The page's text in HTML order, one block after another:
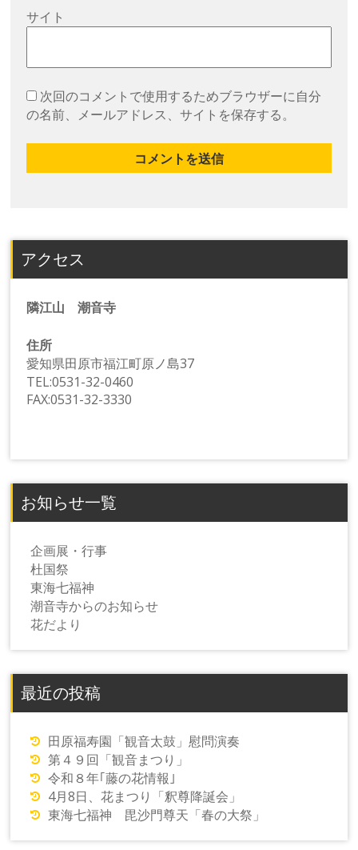
サイト
次回のコメントで使用するためブラウザーに自分
の名前、メールアドレス、サイトを保存する。
アクセス
隣江山 潮音寺
住所
愛知県田原市福江町原ノ島37
TEL:0531-32-0460
FAX:0531-32-3330
お知らせ一覧
企画展・行事
杜国祭
東海七福神
潮音寺からのお知らせ
花だより
最近の投稿
田原福寿園「観音太鼓」慰問演奏
第４９回「観音まつり」
令和８年｢藤の花情報｣
4月8日、花まつり「釈尊降誕会」
東海七福神 毘沙門尊天「春の大祭」